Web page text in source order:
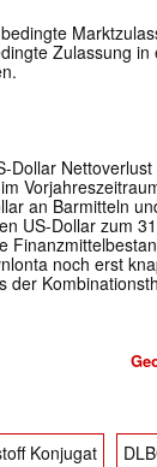
Zulassung in
Dollar
an Barmitteln
US-Dollar zum
noch erst
der
Konjugat